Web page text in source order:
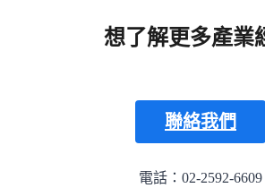
想了解更多產業
聯絡我們
電話：02-2592-6609